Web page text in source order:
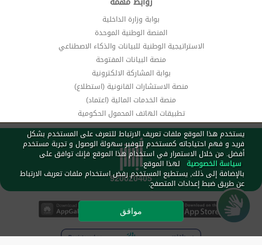
بوابة وزارة الداخلية
المنصة الوطنية الموحدة
الاستراتيجية الوطنية للبيانات والذكاء الاصطناعي
منصة البيانات المفتوحة
بوابة المشاركة الالكترونية
منصة الاستشارات القانونية (استطلاع)
منصة الخدمات المالية (اعتماد)
تطبيقات الهاتف المحمول الحكومية
يستخدم هذا الموقع ملفات تعريف الارتباط للتعرف على المستخدم بشكل
فريد و فهم احتياجاته كمستخدم لتوفير سهولة الوصول و تجربة مستخدم
أفضل. من خلال الاستمرار في استخدام هذا الموقع فإنك توافق على
سياسة الخصوصية لهذا الموقع.
بالإضافة إلى ذلك, يستطيع المستخدم رفض استخدام ملفات تعريف الارتباط
عن طريق ضبط إعدادات المتصفح.
موافق